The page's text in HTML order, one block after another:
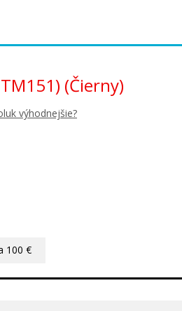
(Čierny)
výhodnejšie?
100 €